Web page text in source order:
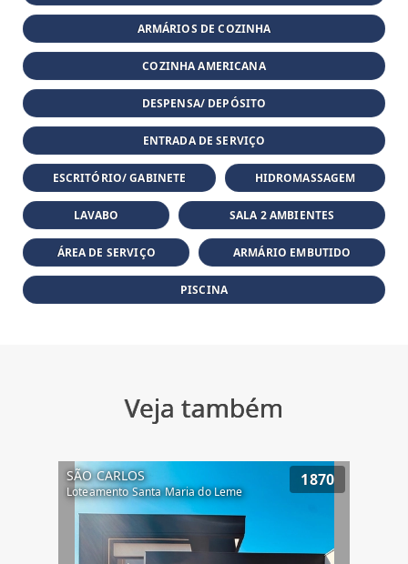
ARMÁRIOS DE COZINHA
COZINHA AMERICANA
DESPENSA/ DEPÓSITO
ENTRADA DE SERVIÇO
ESCRITÓRIO/ GABINETE HIDROMASSAGEM
LAVABO SALA 2 AMBIENTES
ÁREA DE SERVIÇO ARMÁRIO EMBUTIDO
PISCINA
Veja também
SÃO CARLOS
Loteamento Santa Maria do Leme
1870